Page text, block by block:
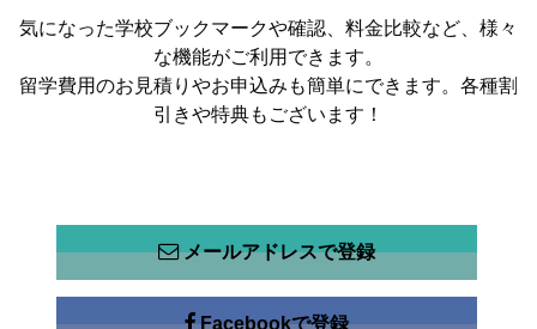
気になった学校ブックマークや確認、料金比較など、様々
な機能がご利用できます。
留学費用のお見積りやお申込みも簡単にできます。各種割
引きや特典もございます！
メールアドレスで登録
Facebookで登録